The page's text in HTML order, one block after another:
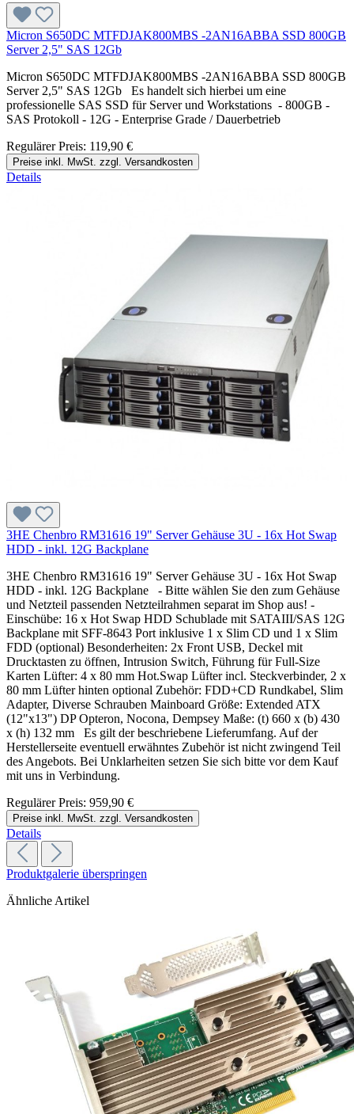
Micron S650DC MTFDJAK800MBS -2AN16ABBA SSD 800GB
Server 2,5" SAS 12Gb
Micron S650DC MTFDJAK800MBS -2AN16ABBA SSD 800GB
Server 2,5" SAS 12Gb Es handelt sich hierbei um eine
professionelle SAS SSD für Server und Workstations - 800GB -
SAS Protokoll - 12G - Enterprise Grade / Dauerbetrieb
Regulärer Preis: 119,90 €
Preise inkl. MwSt. zzgl. Versandkosten
Details
3HE Chenbro RM31616 19" Server Gehäuse 3U - 16x Hot Swap
HDD - inkl. 12G Backplane
3HE Chenbro RM31616 19" Server Gehäuse 3U - 16x Hot Swap
HDD - inkl. 12G Backplane - Bitte wählen Sie den zum Gehäuse
und Netzteil passenden Netzteilrahmen separat im Shop aus! -
Einschübe: 16 x Hot Swap HDD Schublade mit SATAIII/SAS 12G
Backplane mit SFF-8643 Port inklusive 1 x Slim CD und 1 x Slim
FDD (optional) Besonderheiten: 2x Front USB, Deckel mit
Drucktasten zu öffnen, Intrusion Switch, Führung für Full-Size
Karten Lüfter: 4 x 80 mm Hot.Swap Lüfter incl. Steckverbinder, 2 x
80 mm Lüfter hinten optional Zubehör: FDD+CD Rundkabel, Slim
Adapter, Diverse Schrauben Mainboard Größe: Extended ATX
(12"x13") DP Opteron, Nocona, Dempsey Maße: (t) 660 x (b) 430
x (h) 132 mm Es gilt der beschriebene Lieferumfang. Auf der
Herstellerseite eventuell erwähntes Zubehör ist nicht zwingend Teil
des Angebots. Bei Unklarheiten setzen Sie sich bitte vor dem Kauf
mit uns in Verbindung.
Regulärer Preis: 959,90 €
Preise inkl. MwSt. zzgl. Versandkosten
Details
Produktgalerie überspringen
Ähnliche Artikel